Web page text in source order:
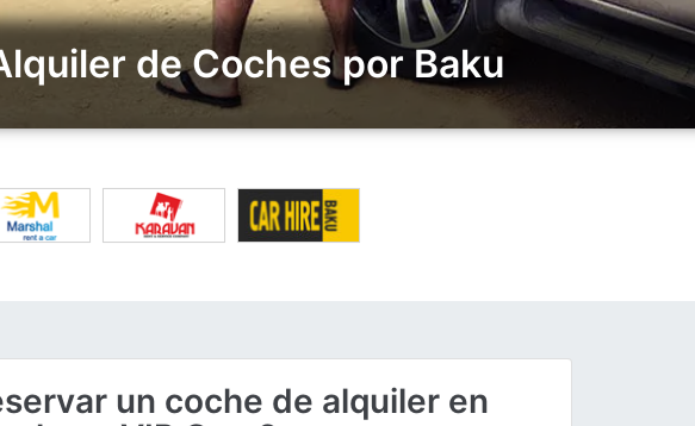
de Coches por Baku
un coche de alquiler en